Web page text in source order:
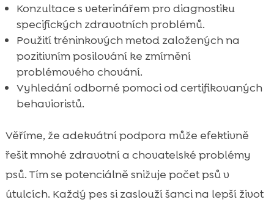
Konzultace s veterinářem pro diagnostiku
specifických zdravotních problémů.
Použití tréninkových metod založených na
pozitivním posilování ke zmírnění
problémového chování.
Vyhledání odborné pomoci od certifikovaných
behavioristů.
Věříme, že adekvátní podpora může efektivně
řešit mnohé zdravotní a chovatelské problémy
psů. Tím se potenciálně snižuje počet psů v
útulcích. Každý pes si zaslouží šanci na lepší život